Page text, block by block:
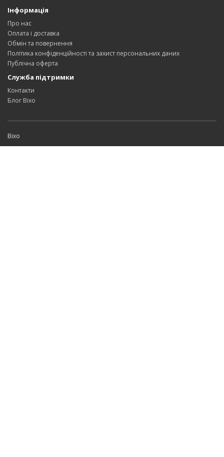
Інформація
Про нас
Оплата і доставка
Обмін та повернення
Політика конфіденційності та захист персональних даних
Публічна оферта
Служба підтримки
Контакти
Блог Bixo
Bixo